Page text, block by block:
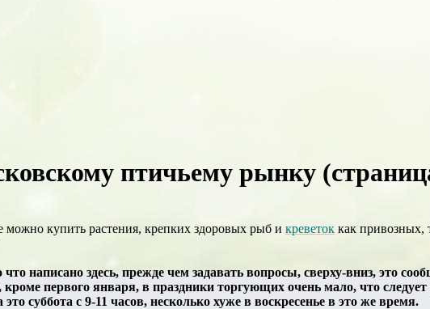
птичьему рынку
можно купить растения, крепких здоровых рыб и креветок как привозных,
здесь, прежде чем задавать вопросы, сверху-вниз, это
первого января, в праздники торгующих очень мало, что
суббота с 9-11 часов, несколько хуже в воскресенье в это же время.